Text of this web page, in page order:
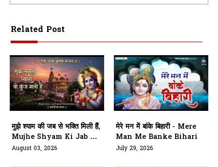
Related Post
मुझे श्याम की जब से भक्ति मिली हैं,
Mujhe Shyam Ki Jab Se
Bhakti Mili Hai
August 03, 2026
मेरे मन में बांके बिहारी - Mere
Man Me Banke Bihari
July 29, 2026